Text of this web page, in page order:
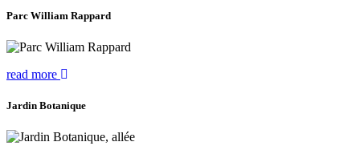
Parc William Rappard
read more
Jardin Botanique